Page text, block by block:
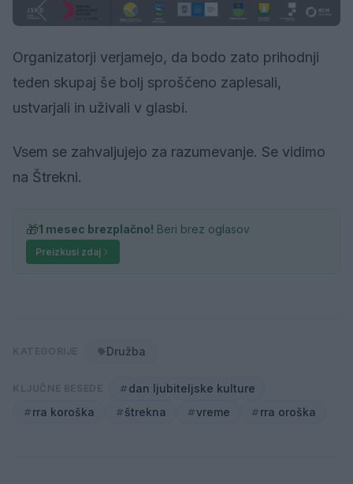
Organizatorji verjamejo, da bodo zato prihodnji
teden skupaj še bolj sproščeno zaplesali,
ustvarjali in uživali v glasbi.
Vsem se zahvaljujejo za razumevanje. Se vidimo
na Štrekni.
🎁1 mesec brezplačno! Beri brez oglasov
Preizkusi zdaj
Družba
dan ljubiteljske kulture
rra koroška
štrekna vreme rra oroška